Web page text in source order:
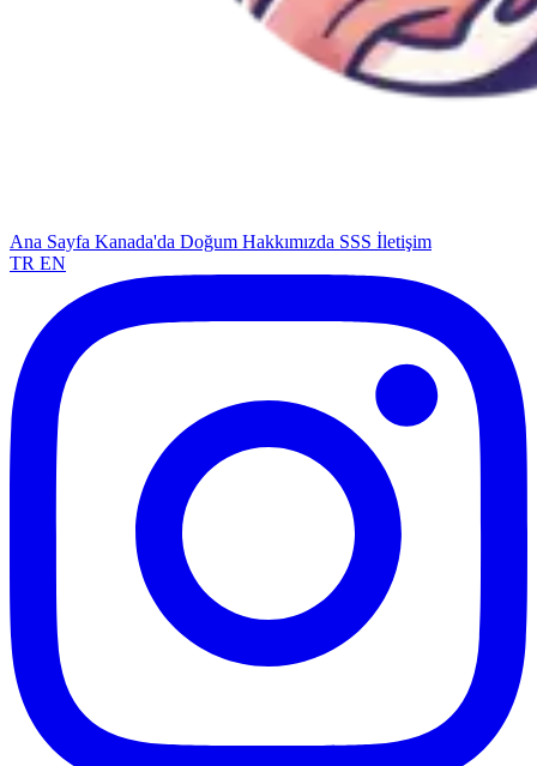
Ana Sayfa Kanada'da Doğum Hakkımızda SSS İletişim
TR EN